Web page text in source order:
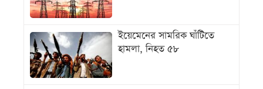
ইয়েমেনের সামরিক ঘাঁটিতে
হামলা, নিহত ৫৮